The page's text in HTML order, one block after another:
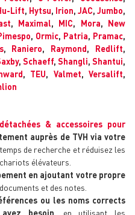
Lift, Hytsu, Irion, JAC, Jumbo,
, Maximal, MIC, Mora, New
, Ormic, Patria, Pramac,
, Raniero, Raymond, Redlift,
, Schaeff, Shangli,Shantui,
, TEU, Valmet, Versalift,
& accessoires pour
auprès de TVH via votre
temps de recherche et réduisez les
élévateurs.
en ajoutant votre propre
et des notes.
ou les noms corrects
besoin , en utilisant les